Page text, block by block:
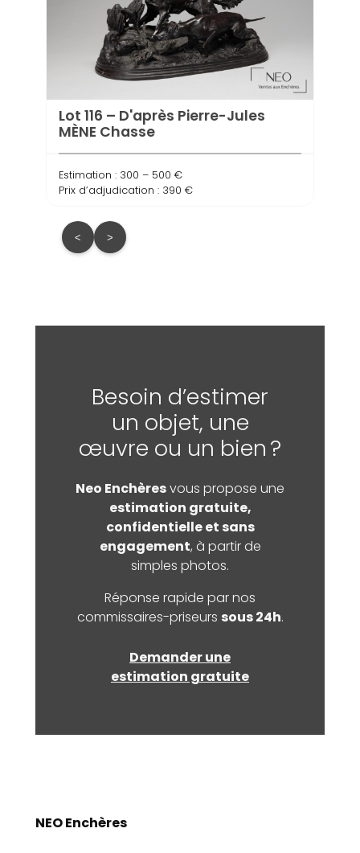
Lot 116 – D'après Pierre-Jules
MÈNE Chasse
Estimation : 300 – 500 €
Prix d’adjudication : 390 €
< >
Besoin d’estimer
un objet, une
œuvre ou un bien ?
Neo Enchèresvous propose une
estimation gratuite,
confidentielle et sans
engagement, à partir de
simples photos.
Réponse rapide par nos
commissaires-priseurs sous 24h.
Demander une
estimation gratuite
NEO Enchères